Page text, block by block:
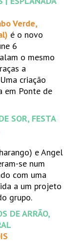
Verde,
é o novo
6
o mesmo
a
criação
em Ponte de
SOR, FESTA
e Angel
se num
com uma
a um projeto
grupo.
DE ARRÃO,